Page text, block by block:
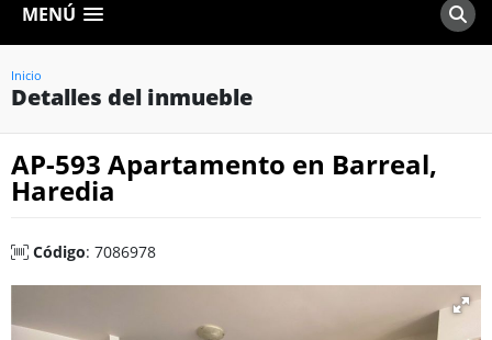
MENÚ
Inicio
Detalles del inmueble
AP-593 Apartamento en Barreal,
Haredia
Código: 7086978